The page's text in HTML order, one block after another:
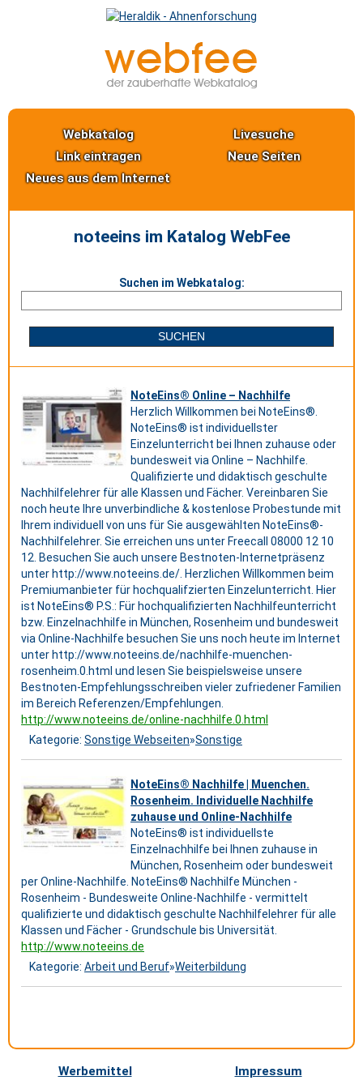
Webkatalog
Livesuche
Link eintragen
Neue Seiten
Neues aus dem Internet
noteeins im Katalog WebFee
Suchen im Webkatalog:
NoteEins® Online – Nachhilfe
Herzlich Willkommen bei NoteEins®.
NoteEins® ist individuellster
Einzelunterricht bei Ihnen zuhause oder
bundesweit via Online – Nachhilfe.
Qualifizierte und didaktisch geschulte
Nachhilfelehrer für alle Klassen und Fächer. Vereinbaren Sie
noch heute Ihre unverbindliche & kostenlose Probestunde mit
Ihrem individuell von uns für Sie ausgewählten NoteEins®-
Nachhilfelehrer. Sie erreichen uns unter Freecall 08000 12 10
12. Besuchen Sie auch unsere Bestnoten-Internetpräsenz
unter http://www.noteeins.de/. Herzlichen Willkommen beim
Premiumanbieter für hochqualifzierten Einzelunterricht. Hier
ist NoteEins® P.S.: Für hochqualifizierten Nachhilfeunterricht
bzw. Einzelnachhilfe in München, Rosenheim und bundesweit
via Online-Nachhilfe besuchen Sie uns noch heute im Internet
unter http://www.noteeins.de/nachhilfe-muenchen-
rosenheim.0.html und lesen Sie beispielsweise unsere
Bestnoten-Empfehlungsschreiben vieler zufriedener Familien
im Bereich Referenzen/Empfehlungen.
http://www.noteeins.de/online-nachhilfe.0.html
Kategorie: Sonstige Webseiten»Sonstige
NoteEins® Nachhilfe | Muenchen.
Rosenheim. Individuelle Nachhilfe
zuhause und Online-Nachhilfe
NoteEins® ist individuellste
Einzelnachhilfe bei Ihnen zuhause in
München, Rosenheim oder bundesweit
per Online-Nachhilfe. NoteEins® Nachhilfe München -
Rosenheim - Bundesweite Online-Nachhilfe - vermittelt
qualifizierte und didaktisch geschulte Nachhilfelehrer für alle
Klassen und Fächer - Grundschule bis Universität.
http://www.noteeins.de
Kategorie: Arbeit und Beruf»Weiterbildung
Werbemittel
Impressum